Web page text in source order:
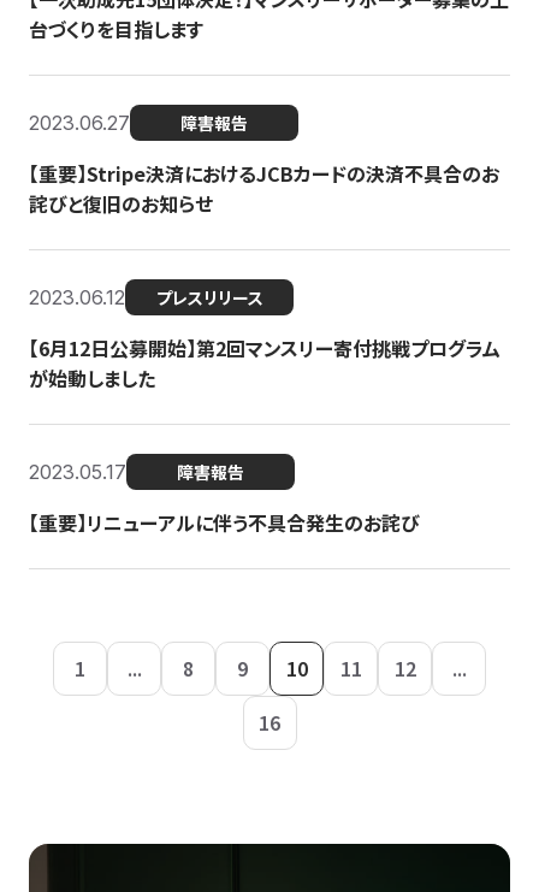
台づくりを目指します
2023.06.27 障害報告
【重要】Stripe決済におけるJCBカードの決済不具合のお
詫びと復旧のお知らせ
2023.06.12 プレスリリース
【6月12日公募開始】第2回マンスリー寄付挑戦プログラム
が始動しました
2023.05.17 障害報告
【重要】リニューアルに伴う不具合発生のお詫び
1 ... 8 9 10 11 12
...
16